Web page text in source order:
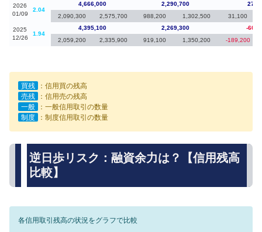
2026
01/09
2.04
4,666,000 2,290,700
2,090,300
2,575,700 988,200 1,302,500 31,100
2025
12/26
1.94
4,395,100 2,269,300
-
2,059,200
2,335,900 919,100 1,350,200 -189,200
買残
：信用買の残高
売残
：信用売の残高
一般
：一般信用取引の数量
制度
：制度信用取引の数量
逆日歩リスク：融資余力は？【信用残高
比較】
各信用取引残高の状況をグラフで比較